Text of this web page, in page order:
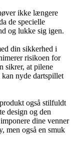
ikke længere
de specielle
og lukke sig igen.
din sikkerhed i
risikoen for
sikrer, at pilene
nyde dartspillet
også stilfuldt
design og den
dine venner
men også en smuk